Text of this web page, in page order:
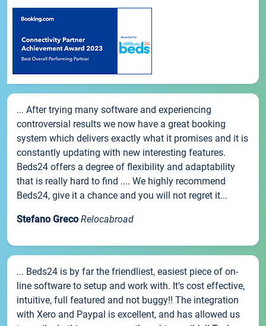
... After trying many software and experiencing
controversial results we now have a great booking
system which delivers exactly what it promises and it is
constantly updating with new interesting features.
Beds24 offers a degree of flexibility and adaptability
that is really hard to find .... We highly recommend
Beds24, give it a chance and you will not regret it...
Stefano Greco Relocabroad
... Beds24 is by far the friendliest, easiest piece of on-
line software to setup and work with. It's cost effective,
intuitive, full featured and not buggy!! The integration
with Xero and Paypal is excellent, and has allowed us